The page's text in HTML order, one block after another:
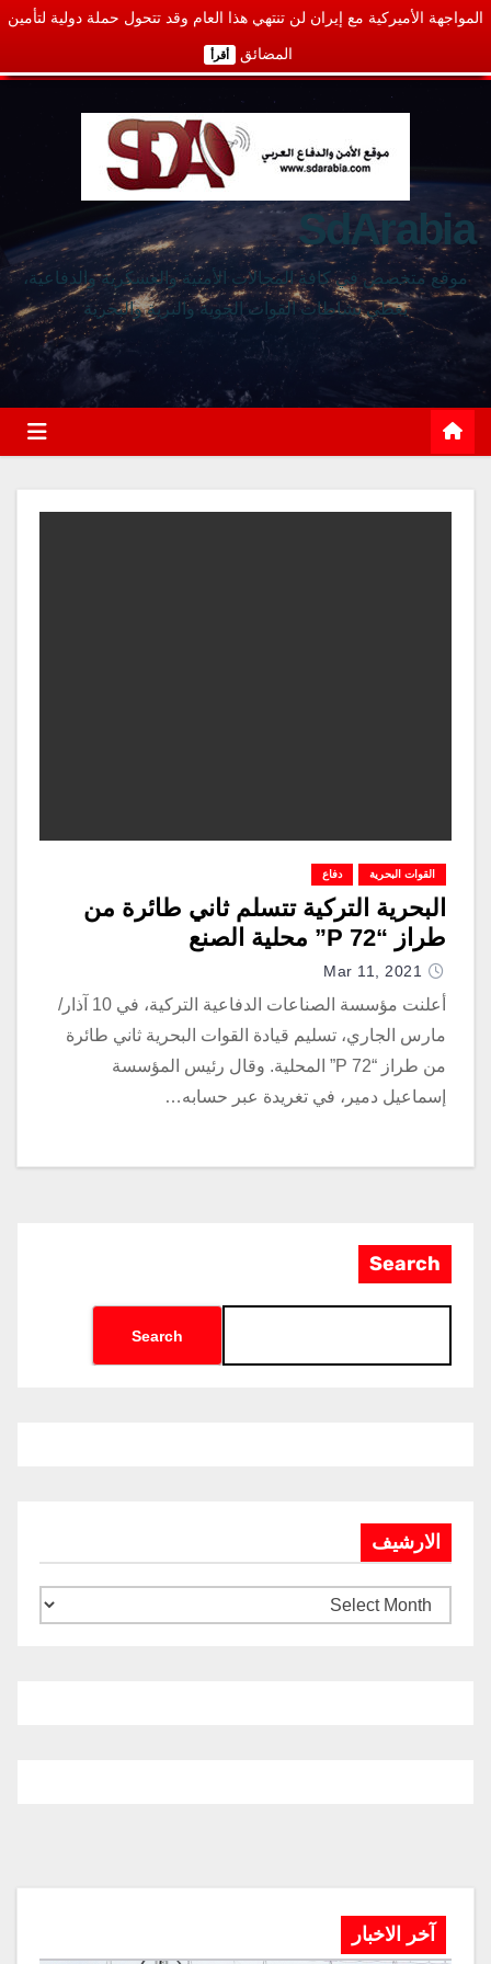
المواجهة الأميركية مع إيران لن تنتهي هذا العام وقد تتحول حملة دولية لتأمين
المضائق أقرأ
SdArabia
موقع متخصص في كافة المجالات الأمنية والعسكرية والدفاعية،
يغطي نشاطات القوات الجوية والبرية والبحرية
القوات البحرية دفاع
البحرية التركية تتسلم ثاني طائرة من
طراز “P 72” محلية الصنع
Mar 11, 2021
أعلنت مؤسسة الصناعات الدفاعية التركية، في 10 آذار/
مارس الجاري، تسليم قيادة القوات البحرية ثاني طائرة
من طراز “P 72” المحلية. وقال رئيس المؤسسة
إسماعيل دمير، في تغريدة عبر حسابه…
Search
Search
الارشيف
آخر الاخبار